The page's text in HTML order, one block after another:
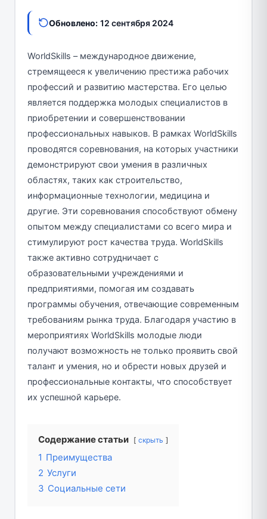
Обновлено: 12 сентября 2024
WorldSkills – международное движение,
стремящееся к увеличению престижа рабочих
профессий и развитию мастерства. Его целью
является поддержка молодых специалистов в
приобретении и совершенствовании
профессиональных навыков. В рамках WorldSkills
проводятся соревнования, на которых участники
демонстрируют свои умения в различных
областях, таких как строительство,
информационные технологии, медицина и
другие. Эти соревнования способствуют обмену
опытом между специалистами со всего мира и
стимулируют рост качества труда. WorldSkills
также активно сотрудничает с
образовательными учреждениями и
предприятиями, помогая им создавать
программы обучения, отвечающие современным
требованиям рынка труда. Благодаря участию в
мероприятиях WorldSkills молодые люди
получают возможность не только проявить свой
талант и умения, но и обрести новых друзей и
профессиональные контакты, что способствует
их успешной карьере.
Содержание статьи скрыть
1 Преимущества
2 Услуги
3 Социальные сети